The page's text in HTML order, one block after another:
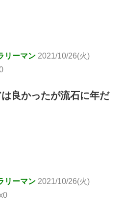
リーマン 2021/10/26(火)
良かったが流石に年だ
リーマン 2021/10/26(火)